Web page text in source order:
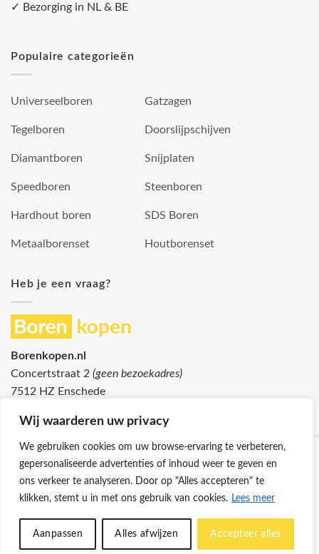
Wij waarderen uw privacy
We gebruiken cookies om uw browse-ervaring te verbeteren,
gepersonaliseerde advertenties of inhoud weer te geven en
ons verkeer te analyseren. Door op "Alles accepteren" te
klikken, stemt u in met ons gebruik van cookies. Lees meer
Aanpassen Alles afwijzen Accepteer alles
✓ Bezorging in NL & BE
Populaire categorieën
Universeelboren
Tegelboren
Diamantboren
Speedboren
Hardhout boren
Metaalborenset
Gatzagen
Doorslijpschijven
Snijplaten
Steenboren
SDS Boren
Houtborenset
Heb je een vraag?
Borenkopen.nl
Concertstraat 2 (geen bezoekadres)
7512 HZ Enschede
© 2026 -Borenkopen.nl